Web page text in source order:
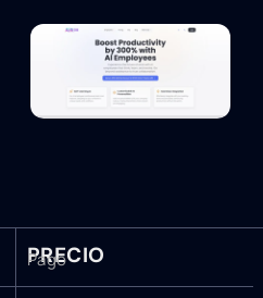
PRECIO
Pago